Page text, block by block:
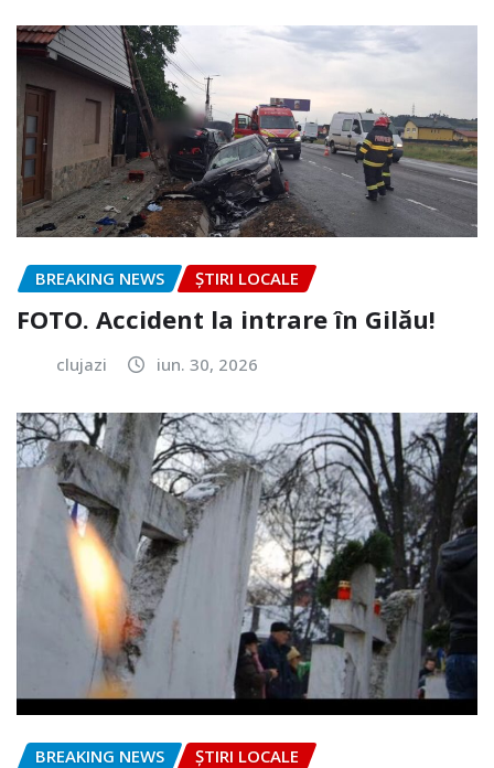
BREAKING NEWS ȘTIRI LOCALE
FOTO. Accident la intrare în Gilău!
clujazi iun. 30, 2026
BREAKING NEWS ȘTIRI LOCALE